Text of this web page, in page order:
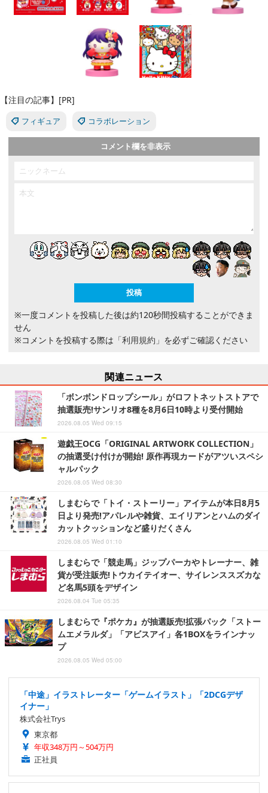
【注目の記事】[PR]
フィギュア コラボレーション
コメント欄を非表示
※一度コメントを投稿した後は約120秒間投稿することができま
せん
※コメントを投稿する際は 「利用規約」 を必ずご確認ください
関連ニュース
「ボンボンドロップシール」がロフトネットストアで
抽選販売!サンリオ8種を8月6日10時より受付開始
2026.08.05 Wed 09:15
遊戯王OCG「ORIGINAL ARTWORK COLLECTION」
の抽選受け付けが開始! 原作再現カードがアツいスペシ
ャルパック
2026.08.05 Wed 08:30
しまむらで「トイ・ストーリー」アイテムが本日8月5
日より発売!アパレルや雑貨、エイリアンとハムのダイ
カットクッションなど盛りだくさん
2026.08.05 Wed 01:10
しまむらで「競走馬」ジップパーカやトレーナー、雑
貨が受注販売!トウカイテイオー、サイレンススズカな
ど名馬5頭をデザイン
2026.08.04 Tue 05:35
しまむらで『ポケカ』が抽選販売!拡張パック「ストー
ムエメラルダ」「アビスアイ」各1BOXをラインナッ
プ
2026.08.05 Wed 05:00
「中途」イラストレーター「ゲームイラスト」「2DCGデザ
イナー」
株式会社Trys
東京都
年収348万円～504万円
正社員